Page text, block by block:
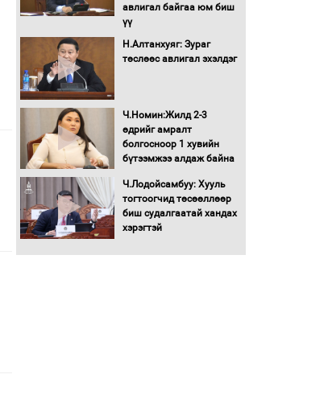
авлигал байгаа юм биш
үү
Н.Алтанхуяг: Зураг
төслөөс авлигал эхэлдэг
Ч.Номин:Жилд 2-3
өдрийг амралт
болгосноор 1 хувийн
бүтээмжээ алдаж байна
Ч.Лодойсамбуу: Хууль
тогтоогчид төсөөллөөр
биш судалгаатай хандах
хэрэгтэй